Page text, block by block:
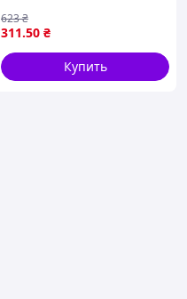
повседневной носки и
комфорта
311.50 ₴
623₴
Купить